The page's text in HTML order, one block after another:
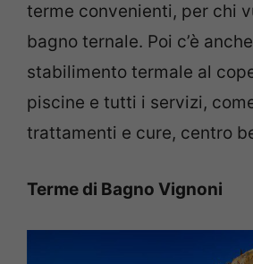
terme convenienti, per chi
bagno ternale. Poi c’è
stabilimento termale al
piscine e tutti i servizi,
trattamenti e cure, centro
Terme di Bagno Vignoni